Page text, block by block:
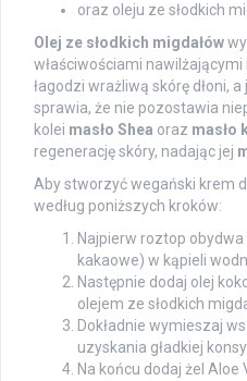
oraz oleju ze słodkich
Olej ze słodkich migdałów
właściwościami
łagodzi wrażliwą skórę dłoni,
sprawia, że nie pozostawia
kolei masło Shea oraz masło
regenerację skóry, nadając jej
Aby stworzyć wegański krem
według poniższych kroków:
Najpierw roztop obydwa
kakaowe) w kąpieli
Następnie dodaj olej
olejem ze słodkich
Dokładnie wymieszaj
uzyskania gładkiej
Na końcu dodaj żel